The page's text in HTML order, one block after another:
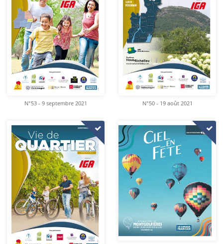
N°53 - 9 septembre 2021 N°50 - 19 août 2021